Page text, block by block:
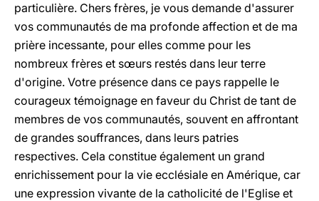
particulière. Chers frères, je vous demande d'assurer
vos communautés de ma profonde affection et de ma
prière incessante, pour elles comme pour les
nombreux frères et sœurs restés dans leur terre
d'origine. Votre présence dans ce pays rappelle le
courageux témoignage en faveur du Christ de tant de
membres de vos communautés, souvent en affrontant
de grandes souffrances, dans leurs patries
respectives. Cela constitue également un grand
enrichissement pour la vie ecclésiale en Amérique, car
une expression vivante de la catholicité de l'Eglise et